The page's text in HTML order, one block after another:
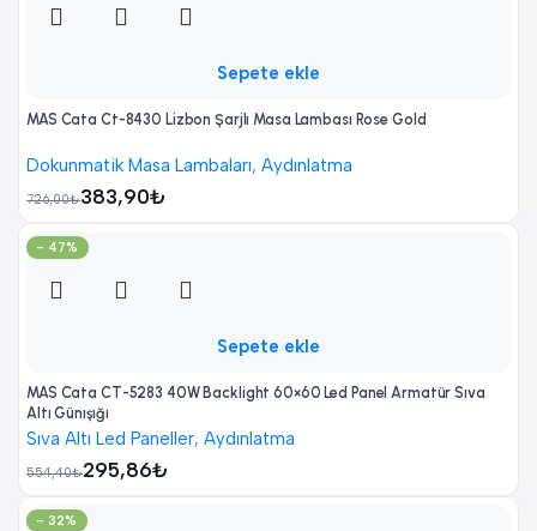
Sepete ekle
MAS Cata Ct-8430 Lizbon Şarjlı Masa Lambası Rose Gold
Dokunmatik Masa Lambaları, Aydınlatma
726,00₺383,90₺
- 47%
Sepete ekle
MAS Cata CT-5283 40W Backlight 60×60 Led Panel Armatür Sıva
Altı Günışığı
Sıva Altı Led Paneller, Aydınlatma
554,40₺295,86₺
- 32%